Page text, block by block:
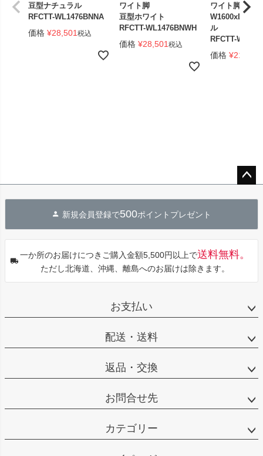
豆型ナチュラル
RFCTT-WL1476BNNA
価格 ¥28,501 税込
ワイト脚
豆型ホワイト
RFCTT-WL1476BNWH
価格 ¥28,501 税込
ワイト脚
W1600xD800
ル
RFCTT-
価格 ¥21,901
へ
新規会員登録で500ポイントプレゼント
一か所のお届けにつきご購入金額5,500円以上で送料無料。
ただし北海道、沖縄、離島へのお届けは除きます。
お支払い
配送・送料
返品・交換
お問合せ先
カテゴリー